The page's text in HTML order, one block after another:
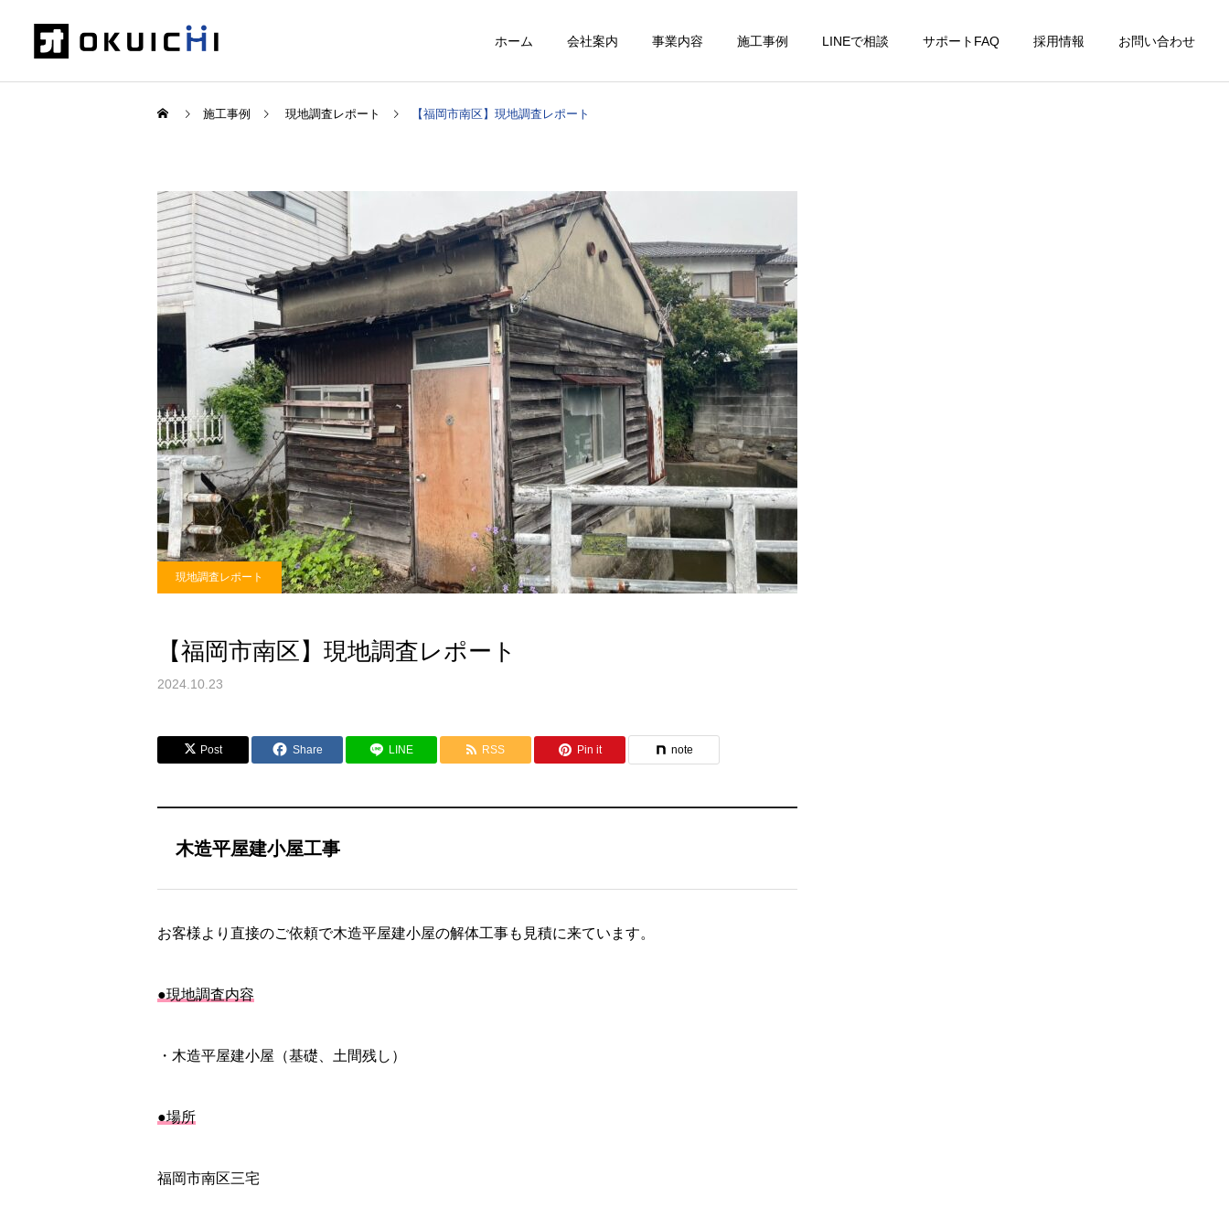
ホーム 会社案内 事業内容 施工事例 LINEで相談 サポートFAQ 採用情報 お問い合わせ
施工事例 現地調査レポート 【福岡市南区】現地調査レポート
現地調査レポート
【福岡市南区】現地調査レポート
2024.10.23
Post Share LINE RSS Pin it note
木造平屋建小屋工事
お客様より直接のご依頼で木造平屋建小屋の解体工事も見積に来ています。
●現地調査内容
・木造平屋建小屋（基礎、土間残し）
●場所
福岡市南区三宅